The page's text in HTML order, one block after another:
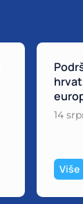
14
VišeP
o